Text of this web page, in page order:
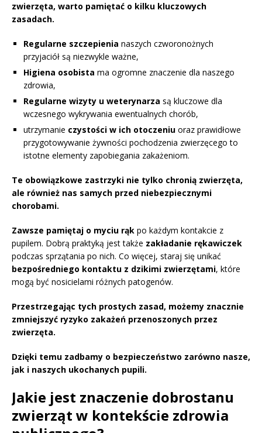
zwierzęta, warto pamiętać o kilku kluczowych
zasadach.
Regularne szczepienia naszych czworonożnych
przyjaciół są niezwykle ważne,
Higiena osobista ma ogromne znaczenie dla naszego
zdrowia,
Regularne wizyty u weterynarza są kluczowe dla
wczesnego wykrywania ewentualnych chorób,
utrzymanie czystości w ich otoczeniu oraz prawidłowe
przygotowywanie żywności pochodzenia zwierzęcego to
istotne elementy zapobiegania zakażeniom.
Te obowiązkowe zastrzyki nie tylko chronią zwierzęta,
ale również nas samych przed niebezpiecznymi
chorobami.
Zawsze pamiętaj o myciu rąk po każdym kontakcie z
pupilem. Dobrą praktyką jest także zakładanie rękawiczek
podczas sprzątania po nich. Co więcej, staraj się unikać
bezpośredniego kontaktu z dzikimi zwierzętami, które
mogą być nosicielami różnych patogenów.
Przestrzegając tych prostych zasad, możemy znacznie
zmniejszyć ryzyko zakażeń przenoszonych przez
zwierzęta.
Dzięki temu zadbamy o bezpieczeństwo zarówno nasze,
jak i naszych ukochanych pupili.
Jakie jest znaczenie dobrostanu
zwierząt w kontekście zdrowia